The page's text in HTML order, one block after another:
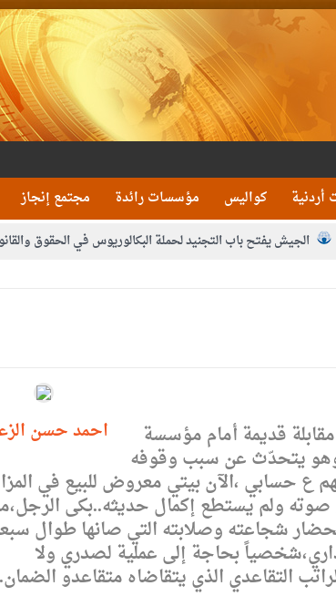
كواليس مؤسسات رائدة مجتمع إنجاز
الجيش يفتح باب التجنيد لحملة البكالوريوس في الحقوق
احمد حسن
قديمة أمام مؤسسة
يتحدّث عن سبب وقوفه
ع حسابي ،الآن بيتي معروض للبيع في
صوته ولم يستطع إكمال حديثه..بكى
شجاعته وصلابته التي صانها طوال
بحاجة إلى عملية لصدري ولا
التقاعدي الذي يتقاضاه متقاعدو